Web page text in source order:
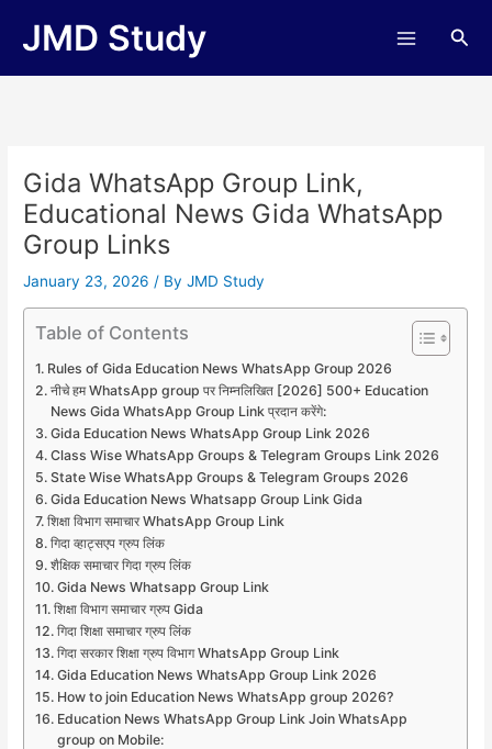
JMD Study
Gida WhatsApp Group Link,
Educational News Gida WhatsApp
Group Links
January 23, 2026/ ByJMD Study
Table of Contents
Rules of Gida Education News WhatsApp Group 2026
नीचे हम WhatsApp group पर निम्नलिखित [2026] 500+ Education
News Gida WhatsApp Group Link प्रदान करेंगे:
Gida Education News WhatsApp Group Link 2026
Class Wise WhatsApp Groups & Telegram Groups Link 2026
State Wise WhatsApp Groups & Telegram Groups 2026
Gida Education News Whatsapp Group Link Gida
शिक्षा विभाग समाचार WhatsApp Group Link
गिदा व्हाट्सएप ग्रुप लिंक
शैक्षिक समाचार गिदा ग्रुप लिंक
Gida News Whatsapp Group Link
शिक्षा विभाग समाचार ग्रुप Gida
गिदा शिक्षा समाचार ग्रुप लिंक
गिदा सरकार शिक्षा ग्रुप विभाग WhatsApp Group Link
Gida Education News WhatsApp Group Link 2026
How to join Education News WhatsApp group 2026?
Education News WhatsApp Group Link Join WhatsApp
group on Mobile: